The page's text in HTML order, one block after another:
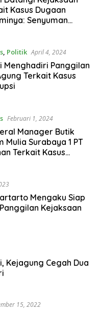
Kasus Dugaan
Senyuman
, Politik April 4, 2024
Menghadiri Panggilan
Terkait Kasus
Februari 1, 2024
Manager Butik
Mulia Surabaya 1 PT
Terkait Kasus
Mengaku Siap
Kejaksaan
Kejagung Cegah Dua
15, 2022